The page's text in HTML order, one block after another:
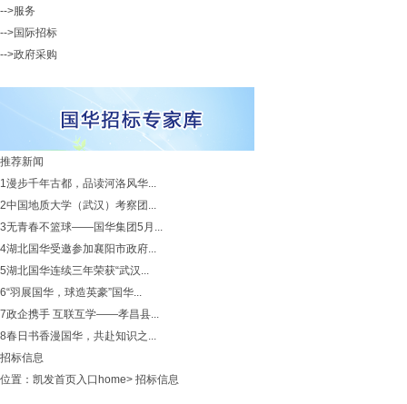
-->服务
-->国际招标
-->政府采购
推荐新闻
1漫步千年古都，品读河洛风华...
2中国地质大学（武汉）考察团...
3无青春不篮球——国华集团5月...
4湖北国华受邀参加襄阳市政府...
5湖北国华连续三年荣获“武汉...
6“羽展国华，球造英豪”国华...
7政企携手 互联互学——孝昌县...
8春日书香漫国华，共赴知识之...
招标信息
位置： 凯发首页入口home> 招标信息